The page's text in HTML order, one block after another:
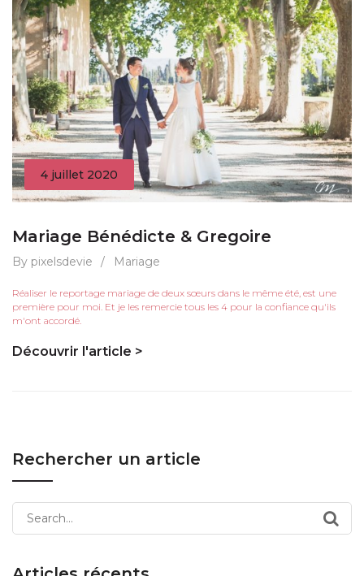
4 juillet 2020
Mariage Bénédicte & Gregoire
By pixelsdevie / Mariage
Réaliser le reportage mariage de deux sœurs dans le même été, est une
première pour moi. Et je les remercie tous les 4 pour la confiance qu'ils
m'ont accordé.
Découvrir l'article >
Rechercher un article
Search
for: